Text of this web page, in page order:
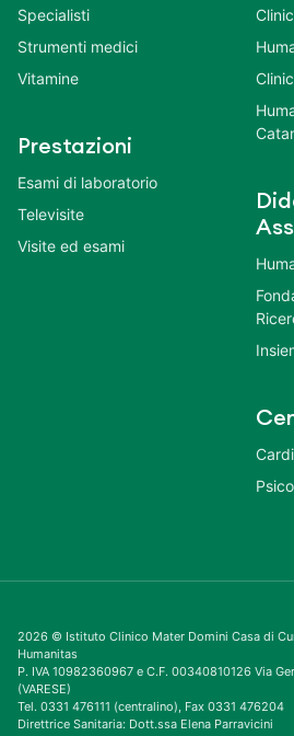
Specialisti
Strumenti medici
Vitamine
Prestazioni
Esami di laboratorio
Televisite
Visite ed esami
2026 © Istituto Clinico Mater Domini Casa di
Humanitas
P. IVA 10982360967 e C.F. 00340810126 Via
(VARESE)
Tel. 0331 476111 (centralino), Fax 0331 476204
Direttrice Sanitaria: Dott.ssa Elena Parravicini